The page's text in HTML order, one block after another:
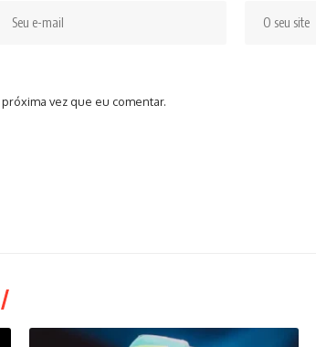
vez que eu comentar.